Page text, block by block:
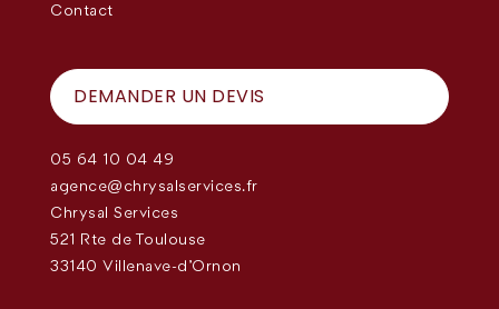
Contact
DEMANDER UN DEVIS
05 64 10 04 49
agence@chrysalservices.fr
Chrysal Services
521 Rte de Toulouse
33140 Villenave-d'Ornon